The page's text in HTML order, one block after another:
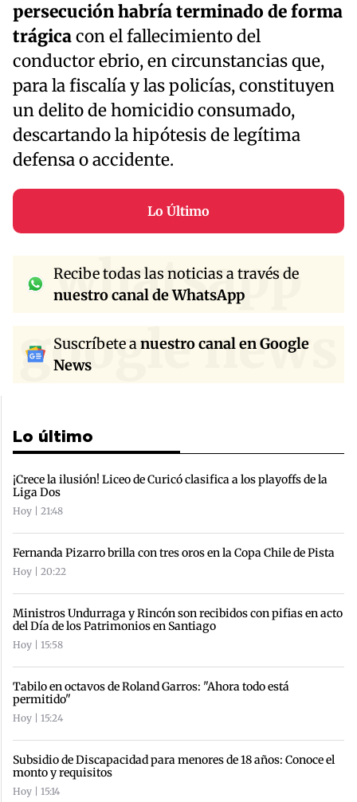
persecución habría terminado de forma
trágicacon el fallecimiento del
conductor ebrio, en circunstancias que,
para la fiscalía y las policías, constituyen
un delito de homicidio consumado,
descartando la hipótesis de legítima
defensa o accidente.
Lo Último
whatsapp
Recibe todas las noticias a través de
nuestro canal de WhatsApp
google news
Suscríbete anuestro canal en Google
News
Lo último
¡Crece la ilusión! Liceo de Curicó clasifica a los playoffs de la
Liga Dos
Hoy | 21:48
Fernanda Pizarro brilla con tres oros en la Copa Chile de Pista
Hoy | 20:22
Ministros Undurraga y Rincón son recibidos con pifias en acto
del Día de los Patrimonios en Santiago
Hoy | 15:58
Tabilo en octavos de Roland Garros: "Ahora todo está
permitido"
Hoy | 15:24
Subsidio de Discapacidad para menores de 18 años: Conoce el
monto y requisitos
Hoy | 15:14